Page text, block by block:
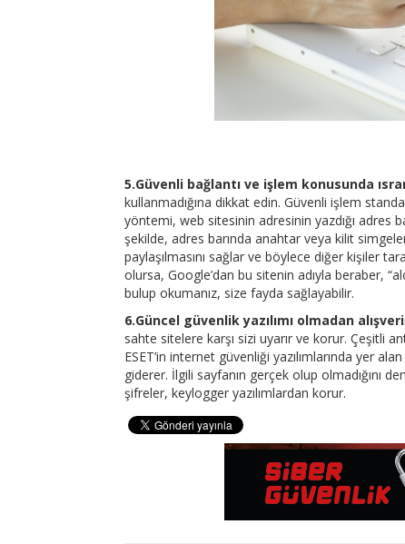
5.Güvenli bağlantı ve işlem konusunda
kullanmadığına dikkat edin. Güvenli işlem
yöntemi, web sitesinin adresinin yazdığı adres
şekilde, adres barında anahtar veya kilit
paylaşılmasını sağlar ve böylece diğer kişiler
olursa, Google’dan bu sitenin adıyla beraber,
bulup okumanız, size fayda sağlayabilir.
6.Güncel güvenlik yazılımı olmadan
sahte sitelere karşı sizi uyarır ve korur. Çeşitli
ESET’in internet güvenliği yazılımlarında yer
giderer. İlgili sayfanın gerçek olup olmadığını
şifreler, keylogger yazılımlardan korur.